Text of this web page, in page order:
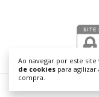
Ao navegar por este site
de cookies para
compra.